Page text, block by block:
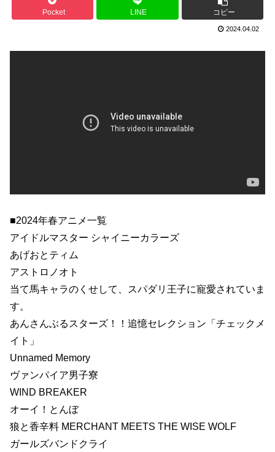
Pocket LINE コピー
2024.04.02
■2024年春アニメ一覧
アイドルマスター シャイニーカラーズ
あげおとティム
アストロノオト
当て馬キャラのくせして、スパダリ王子に寵愛されていま
す。
あんさんぶるスターズ！！追憶セレクション「チェックメ
イト」
Unnamed Memory
ヴァンパイア男子寮
WIND BREAKER
オーイ！とんぼ
狼と香辛料 MERCHANT MEETS THE WISE WOLF
ガールズバンドクライ